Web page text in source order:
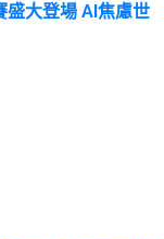
盛大登場 AI焦慮世